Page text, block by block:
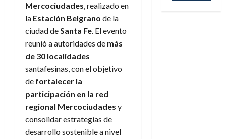
Mercociudades, realizado en
la Estación Belgrano de la
ciudad deSanta Fe. El evento
reunió a autoridades de más
de 30 localidades
santafesinas, con el objetivo
de fortalecer la
participación en la red
regional Mercociudades y
consolidar estrategias de
desarrollo sostenible a nivel